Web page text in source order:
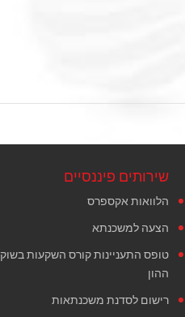
שירותים פיננסיים
הלוואות אקספרס
הצעה למשכנתא
טופס התעניינות קורס השקעות בשוק
ההון
רישום לסדנת משכנתאות